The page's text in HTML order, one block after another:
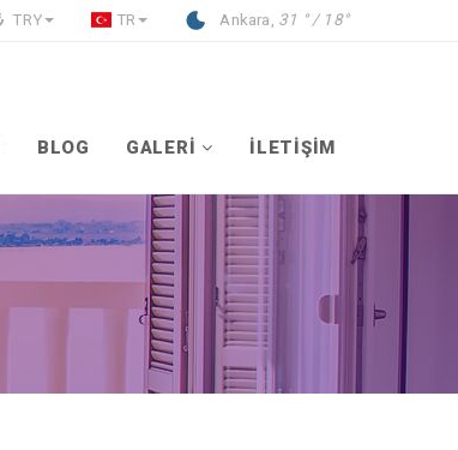
TRY TR Ankara, 31 ° / 18°
BLOG GALERİ İLETİŞİM